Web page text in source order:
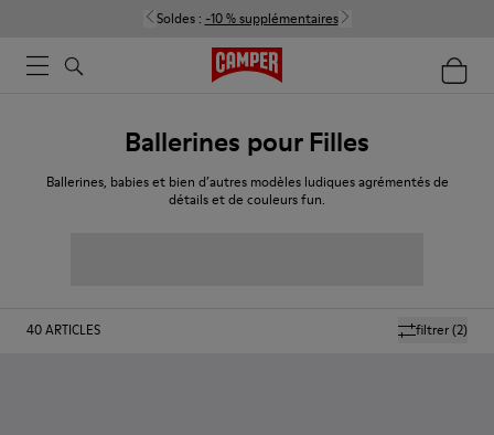
Soldes : -10 % supplémentaires
Ballerines pour Filles
Ballerines, babies et bien d’autres modèles ludiques agrémentés de
détails et de couleurs fun.
filtrer(2)
40ARTICLES